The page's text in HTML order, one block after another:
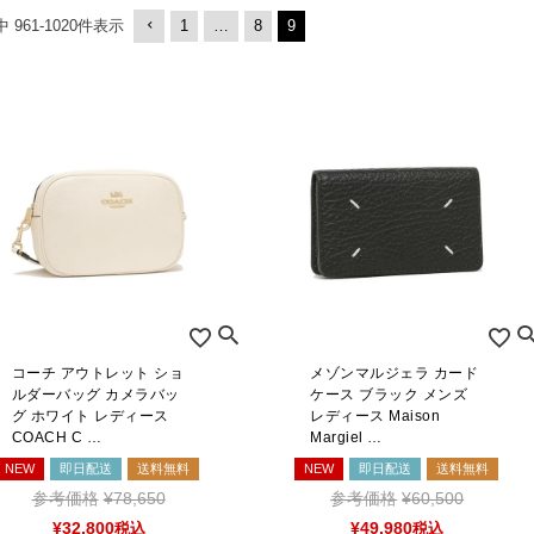
Service
について
り
961-1020件表示 1 8 9
コーチ アウトレット ショ
ルダーバッグ カメラバッ
グ ホワイト レディース
COACH C …
NEW 即日配送 送料無料
参考価格 ¥78,650
¥32,800税込
メゾンマルジェラ カード
ケース ブラック メンズ
レディース Maison
Margiel …
NEW 即日配送 送料無料
参考価格 ¥60,500
¥49,980税込